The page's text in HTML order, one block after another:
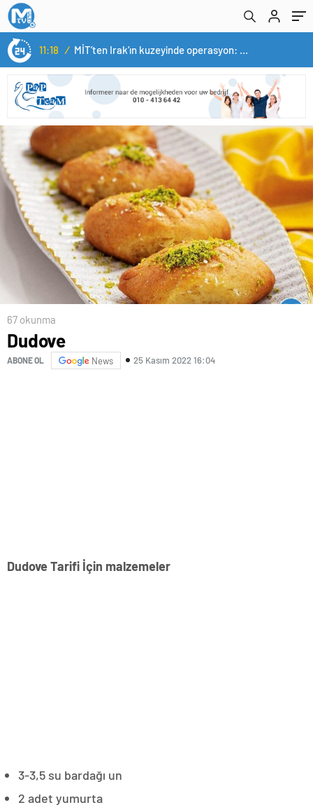
11:18 / MİT’ten Irak’ın kuzeyinde operasyon: Ramazan Güneş Türkiye’ye getirildi
67 okunma
Dudove
ABONE OL News 25 Kasım 2022 16:04
Dudove Tarifi İçin malzemeler
3-3,5 su bardağı un
2 adet yumurta